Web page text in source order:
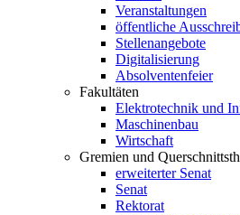
Veranstaltungen
öffentliche
Stellenangebote
Digitalisierung
Absolventenfeier
Fakultäten
Elektrotechnik und
Maschinenbau
Wirtschaft
Gremien und
erweiterter Senat
Senat
Rektorat